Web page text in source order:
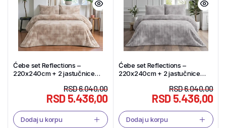
Ćebe set Reflections –
220x240cm + 2 jastučnice
RSD6.040,00
RSD5.436,00
Dodaj u korpu
Ćebe set Reflections –
220x240cm + 2 jastučnice
RSD6.040,00
RSD5.436,00
Dodaj u korpu